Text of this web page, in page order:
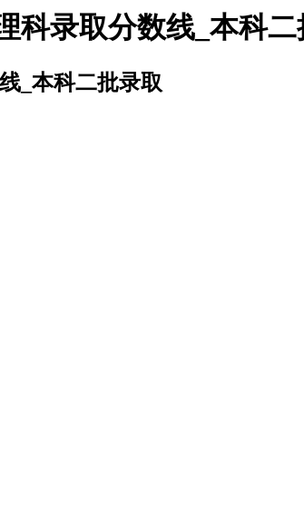
科录取分数线_本科
_本科二批录取